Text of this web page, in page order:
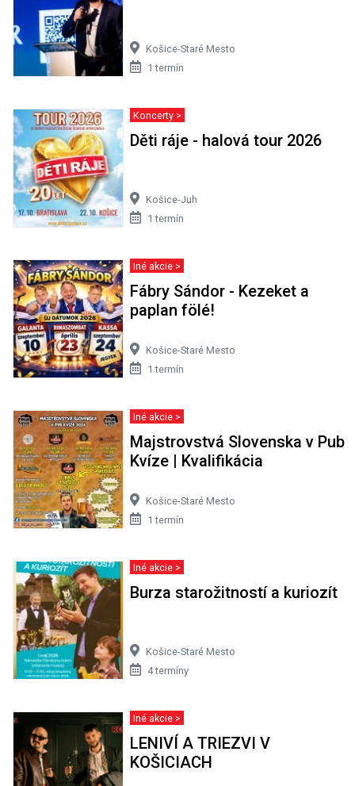
Košice-Staré Mesto
1 termín
Koncerty >
Děti ráje - halová tour 2026
Košice-Juh
1 termín
Iné akcie >
Fábry Sándor - Kezeket a
paplan fölé!
Košice-Staré Mesto
1 termín
Iné akcie >
Majstrovstvá Slovenska v Pub
Kvíze | Kvalifikácia
Košice-Staré Mesto
1 termín
Iné akcie >
Burza starožitností a kuriozít
Košice-Staré Mesto
4 termíny
Iné akcie >
LENIVÍ A TRIEZVI V
KOŠICIACH